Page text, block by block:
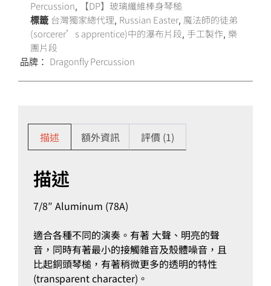
Percussion, 【DP】玻璃纖維棒身琴槌
標籤 台灣獨家總代理, Russian Easter, 魔法師的徒弟
(sorcerer’s apprentice)中的瀑布片段, 手工製作, 樂
團片段
品牌： Dragonfly Percussion
描述 額外資訊 評價 (1)
描述
7/8″ Aluminum (78A)
適合各種不同的演奏。有著 大聲、明亮的聲
音，同時有著最小的接觸雜音及殼體噪音，且
比起銅頭琴槌，有著稍微更多的透明的特性
(transparent character)。